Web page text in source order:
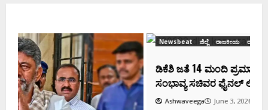
Newsbeat ಜಿಲ್ಲೆ ರಾಜಕೀಯ ರಾಜ್ಯ
ಡಿಕೆಶಿ ಜತೆ 14 ಮಂದಿ ಪ್ರಮಾಣವಚನ ಸಾಧ್ಯತೆ.. ಇಲ್ಲಿದೆ
ಸಂಭಾವ್ಯ ಸಚಿವರ ಫೈನಲ್ ಲಿಸ್ಟ್‌!
Ashwaveega June 3, 2026 0